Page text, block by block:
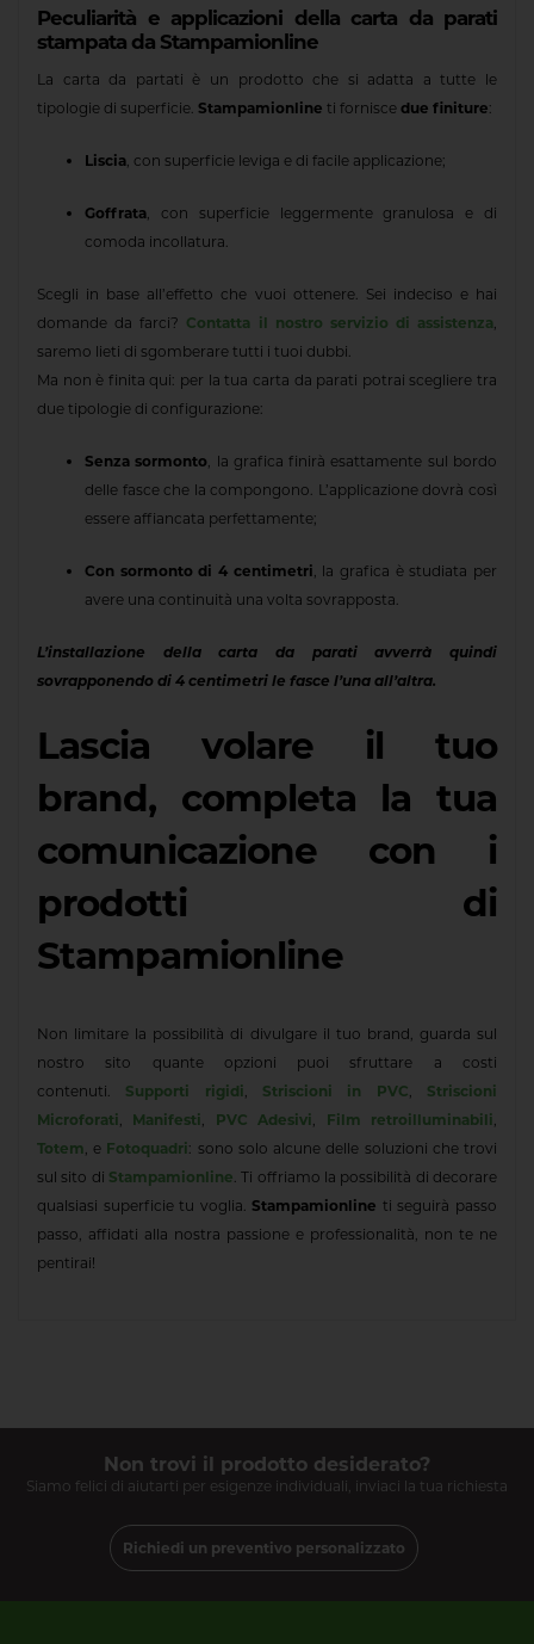
Peculiarità e applicazioni della carta da parati
stampata da Stampamionline
La carta da partati è un prodotto che si adatta a tutte le
tipologie di superficie. Stampamionline ti fornisce due finiture:
Liscia, con superficie leviga e di facile applicazione;
Goffrata, con superficie leggermente granulosa e di
comoda incollatura.
Scegli in base all’effetto che vuoi ottenere. Sei indeciso e hai
domande da farci? Contatta il nostro servizio di assistenza,
saremo lieti di sgomberare tutti i tuoi dubbi.
Ma non è finita qui: per la tua carta da parati potrai scegliere tra
due tipologie di configurazione:
Senza sormonto, la grafica finirà esattamente sul bordo
delle fasce che la compongono. L’applicazione dovrà così
essere affiancata perfettamente;
Con sormonto di 4 centimetri, la grafica è studiata per
avere una continuità una volta sovrapposta.
L’installazione della carta da parati avverrà quindi
sovrapponendo di 4 centimetri le fasce l’una all’altra.
Lascia volare il tuo
brand, completa la tua
comunicazione con i
prodotti di
Stampamionline
Non limitare la possibilità di divulgare il tuo brand, guarda sul
nostro sito quante opzioni puoi sfruttare a costi
contenuti. Supporti rigidi, Striscioni in PVC, Striscioni
Microforati, Manifesti, PVC Adesivi, Film retroilluminabili,
Totem, e Fotoquadri: sono solo alcune delle soluzioni che trovi
sul sito di Stampamionline. Ti offriamo la possibilità di decorare
qualsiasi superficie tu voglia. Stampamionline ti seguirà passo
passo, affidati alla nostra passione e professionalità, non te ne
pentirai!
Non trovi il prodotto desiderato?
Siamo felici di aiutarti per esigenze individuali, inviaci la tua richiesta
Richiedi un preventivo personalizzato